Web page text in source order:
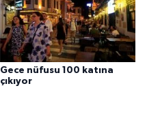
Gece nüfusu 100 katına
çıkıyor